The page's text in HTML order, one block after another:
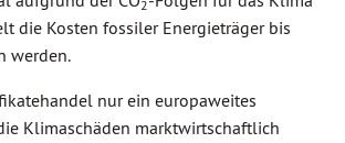
2
die Kosten fossiler Energieträger bis
werden.
nur ein europaweites
Klimaschäden marktwirtschaftlich